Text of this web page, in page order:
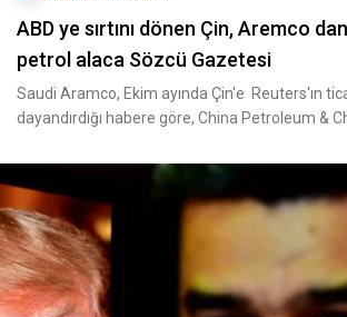
ABD ye sırtını dönen Çin, Aremco
petrol alaca Sözcü Gazetesi
Saudi Aramco, Ekim ayında Çin'e Reuters'ın
dayandırdığı habere göre, China Petroleum &